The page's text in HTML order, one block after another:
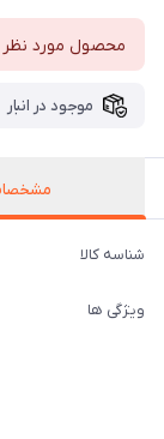
محصول مورد نظر
موجود در انبار
شناسه کالا
ویژگی ها